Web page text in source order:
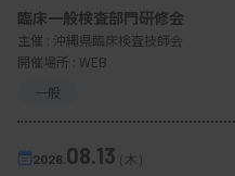
臨床一般検査部門研修会
主催 : 沖縄県臨床検査技師会
開催場所 : WEB
一般
2026. 08.13（木）